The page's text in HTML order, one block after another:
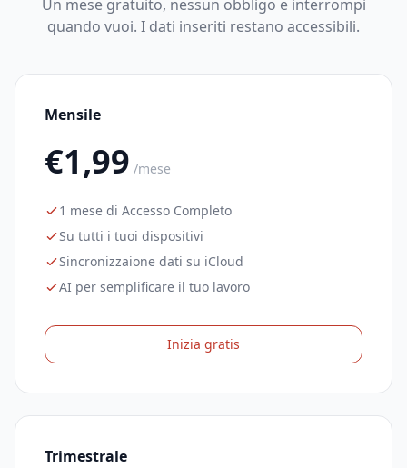
Un mese gratuito, nessun obbligo e interrompi
quando vuoi. I dati inseriti restano accessibili.
Mensile
€1,99 /mese
1 mese di Accesso Completo
Su tutti i tuoi dispositivi
Sincronizzaione dati su iCloud
AI per semplificare il tuo lavoro
Inizia gratis
Trimestrale